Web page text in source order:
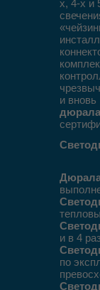
х, 4-х и
и вновь
и в 4
по